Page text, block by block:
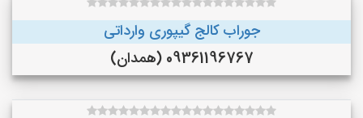
جوراب کالج گیپوری وارداتی
09361196767 (همدان)